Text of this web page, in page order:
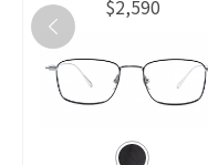
$2,590